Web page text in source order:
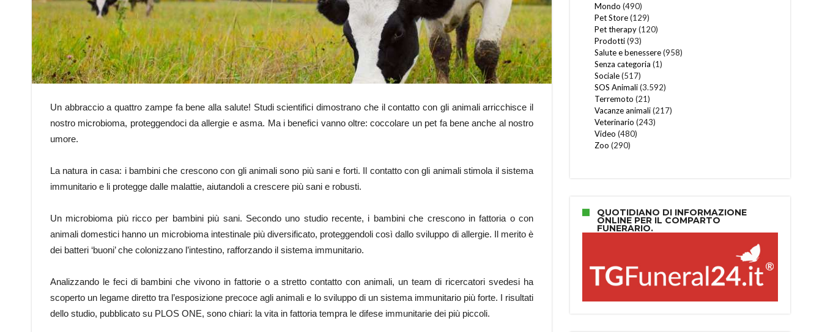
Un abbraccio a quattro zampe fa bene alla salute! Studi scientifici dimostrano che il contatto con gli animali arricchisce il
nostro microbioma, proteggendoci da allergie e asma. Ma i benefici vanno oltre: coccolare un pet fa bene anche al nostro
umore.
La natura in casa: i bambini che crescono con gli animali sono più sani e forti. Il contatto con gli animali stimola il sistema
immunitario e li protegge dalle malattie, aiutandoli a crescere più sani e robusti.
Un microbioma più ricco per bambini più sani. Secondo uno studio recente, i bambini che crescono in fattoria o con
animali domestici hanno un microbioma intestinale più diversificato, proteggendoli così dallo sviluppo di allergie. Il merito è
dei batteri ‘buoni’ che colonizzano l’intestino, rafforzando il sistema immunitario.
Analizzando le feci di bambini che vivono in fattorie o a stretto contatto con animali, un team di ricercatori svedesi ha
scoperto un legame diretto tra l’esposizione precoce agli animali e lo sviluppo di un sistema immunitario più forte. I risultati
dello studio, pubblicato su PLOS ONE, sono chiari: la vita in fattoria tempra le difese immunitarie dei più piccoli.
Mondo (490)
Pet Store(129)
Pet therapy(120)
Prodotti(93)
Salute e benessere(958)
Senza categoria (1)
Sociale(517)
SOS Animali(3.592)
Terremoto (21)
Vacanze animali(217)
Veterinario (243)
Video (480)
Zoo (290)
QUOTIDIANO DI INFORMAZIONE
ONLINE PER IL COMPARTO
FUNERARIO.